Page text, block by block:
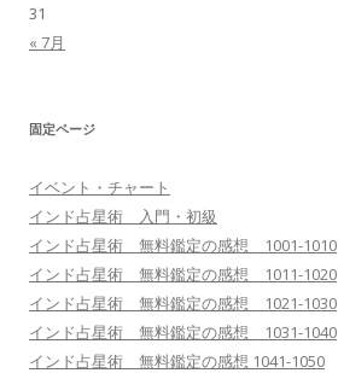
« 7月
31
固定ページ
イベント・チャート
インド占星術 入門・初級
インド占星術 無料鑑定の感想 1001-1010
インド占星術 無料鑑定の感想 1011-1020
インド占星術 無料鑑定の感想 1021-1030
インド占星術 無料鑑定の感想 1031-1040
インド占星術 無料鑑定の感想 1041-1050